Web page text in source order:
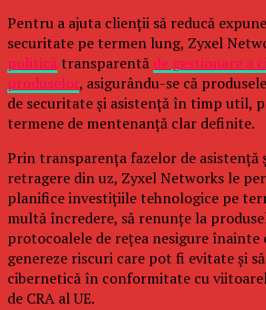
Pentru a ajuta clienții să reducă
securitate pe termen lung, Zyxel
politică transparentă de gestionare a
produselor, asigurându-se că
de securitate și asistență în timp util,
termene de mentenanță clar definite.
Prin transparența fazelor de asistență
retragere din uz, Zyxel Networks le
planifice investițiile tehnologice pe
multă încredere, să renunțe la
protocoalele de rețea nesigure înainte
genereze riscuri care pot fi evitate și
cibernetică în conformitate cu
de CRA al UE.